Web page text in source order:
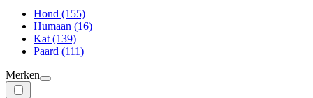
Hond (155)
Humaan (16)
Kat (139)
Paard (111)
Merken